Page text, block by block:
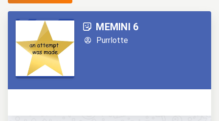
MEMINI 6
Purrlotte